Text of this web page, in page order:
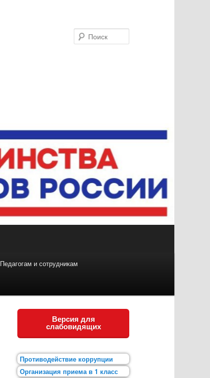
Педагогам и сотрудникам
Версия для
слабовидящих
Противодействие коррупции
Организация приема в 1 класс